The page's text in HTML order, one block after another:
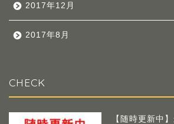
2017年12月
2017年8月
CHECK
【随時更新中